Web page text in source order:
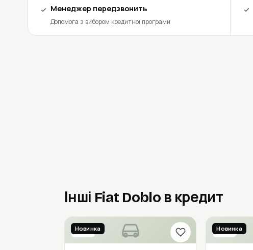
Менеджер передзвонить
Допомога з вибором кредитної програми
Інші Fiat Doblo в кредит
2022
Новинка 2020
Новинка